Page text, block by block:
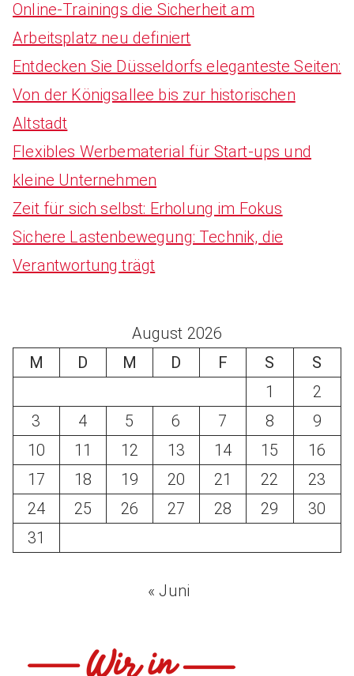
Online-Trainings die Sicherheit am
Arbeitsplatz neu definiert
Entdecken Sie Düsseldorfs eleganteste Seiten:
Von der Königsallee bis zur historischen
Altstadt
Flexibles Werbematerial für Start-ups und
kleine Unternehmen
Zeit für sich selbst: Erholung im Fokus
Sichere Lastenbewegung: Technik, die
Verantwortung trägt
August 2026
M
D M D F S
S
1
2
3
4 5 6 7 8
9
10
11 12 13 14 15
16
17
18 19 20 21 22
23
24
25 26 27 28 29
30
31
« Juni